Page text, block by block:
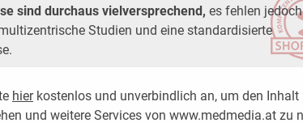
sind durchaus vielversprechend, es fehlen jedoch
Studien und eine standardisierte
hierkostenlos und unverbindlich an, um den Inhalt
und weitere Services von www.medmedia.at zu